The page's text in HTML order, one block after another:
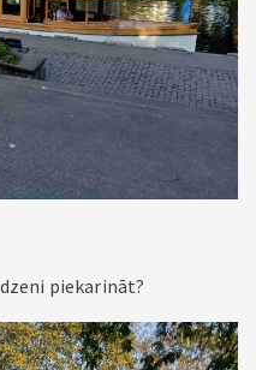
piekarināt?